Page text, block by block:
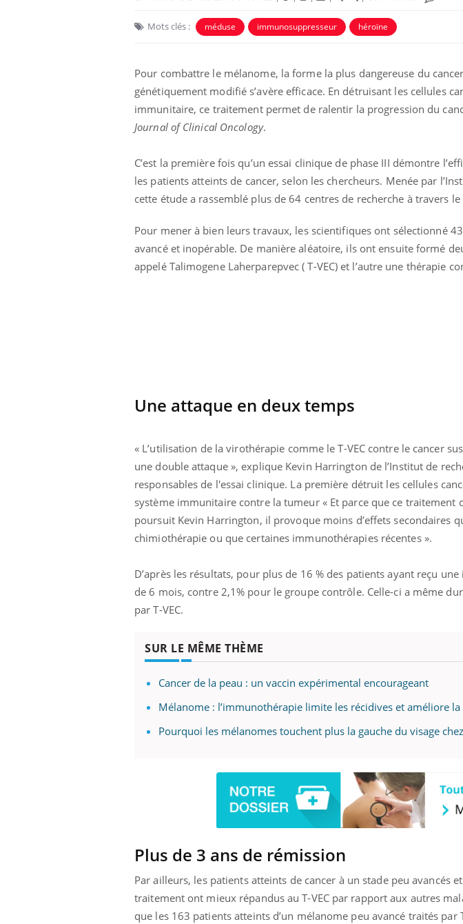
Mots clés : méduse immunosuppresseur héroïne
Pour combattre le mélanome, la forme la plus dangereuse du
génétiquement modifié s’avère efficace. En détruisant les cellules
immunitaire, ce traitement permet de ralentir la progression du
Journal of Clinical Oncology.
C’est la première fois qu’un essai clinique de phase III démontre
les patients atteints de cancer, selon les chercheurs. Menée par
cette étude a rassemblé plus de 64 centres de recherche à travers
Pour mener à bien leurs travaux, les scientifiques ont sélectionné
avancé et inopérable. De manière aléatoire, ils ont ensuite formé
appelé Talimogene Laherparepvec ( T-VEC) et l’autre une thérapie
Une attaque en deux temps
« L’utilisation de la virothérapie comme le T-VEC contre le cancer
une double attaque », explique Kevin Harrington de l’Institut de
responsables de l'essai clinique. La première détruit les cellules
système immunitaire contre la tumeur « Et parce que ce traitement
poursuit Kevin Harrington, il provoque moins d’effets secondaires
chimiothérapie ou que certaines immunothérapies récentes ».
D’après les résultats, pour plus de 16 % des patients ayant reçu
de 6 mois, contre 2,1% pour le groupe contrôle. Celle-ci a même
par T-VEC.
SUR LE MÊME THÈME
Cancer de la peau : un vaccin expérimental encourageant
Mélanome : l’immunothérapie limite les récidives et améliore
Pourquoi les mélanomes touchent plus la gauche du visage
Plus de 3 ans de rémission
Par ailleurs, les patients atteints de cancer à un stade peu avancés
traitement ont mieux répandus au T-VEC par rapport aux autres
que les 163 patients atteints d’un mélanome peu avancé traités par
Le Ramadan approche, et, pour de
nombreuses personnes atteintes de
diabète, c'est une période de questions, de
faciliter l’accès à la médecine
préventiveYoutube